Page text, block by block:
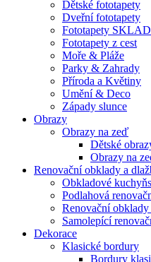
Dětské fototapety
Dveřní fototapety
Fototapety
Fototapety z cest
Moře & Pláže
Parky & Zahrady
Příroda a Květiny
Umění & Deco
Západy slunce
Obrazy
Obrazy na zeď
Dětské
Obrazy na
Renovační obklady a
Obkladové
Podlahová
Renovační obklady
Samolepící
Dekorace
Klasické bordury
Bordury